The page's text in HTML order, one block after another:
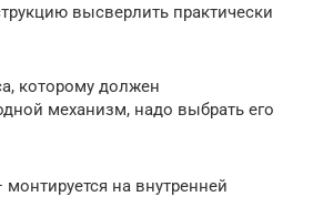
высверлить практически
которому должен
механизм, надо выбрать его
на внутренней